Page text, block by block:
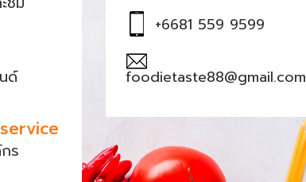
ด์
ร
+6681 559 9599
foodietaste88@gmail.com